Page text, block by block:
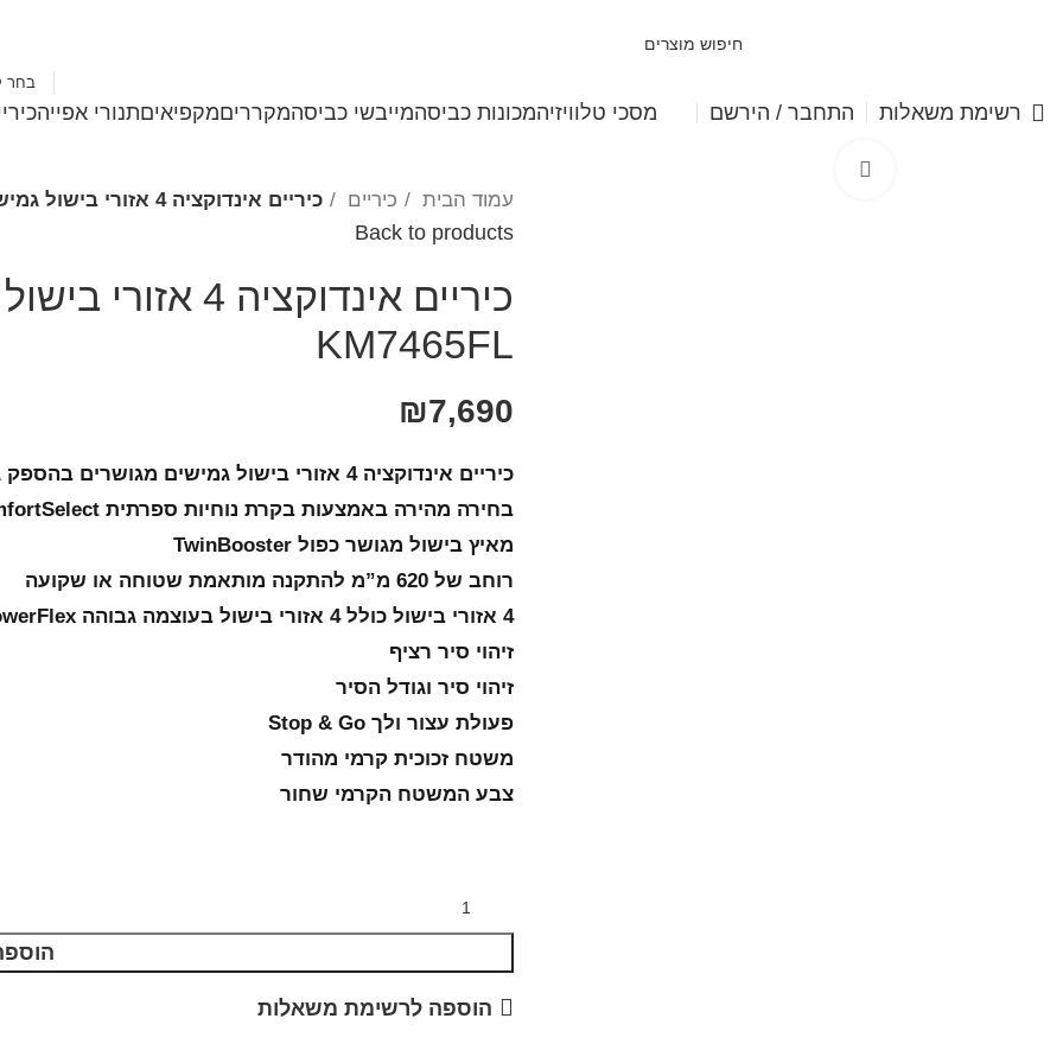
בחר
רשימת משאלות התחבר / הירשם מסכי טלוויזיהמכונות כביסהמייבשי כביסהמקרריםמקפיאיםתנורי אפייה
עמוד הבית כיריים כיריים אינדוקציה 4 אזורי בישול גמישים Miele מילה דגם KM7465FL
Back to products
KM7465FL
₪7,690
כיריים אינדוקציה 4 אזורי בישול גמישים מגושרים בהספק גבוה PowerFlex
בחירה מהירה באמצעות בקרת נוחיות ספרתית ComfortSelect
מאיץ בישול מגושר כפול TwinBooster
רוחב של 620 מ”מ להתקנה מותאמת שטוחה או שקועה
4 אזורי בישול כולל 4 אזורי בישול בעוצמה גבוהה PowerFlex
זיהוי סיר רציף
זיהוי סיר וגודל הסיר
פעולת עצור ולך Stop & Go
משטח זכוכית קרמי מהודר
צבע המשטח הקרמי שחור
הוספה לרשימת משאלות